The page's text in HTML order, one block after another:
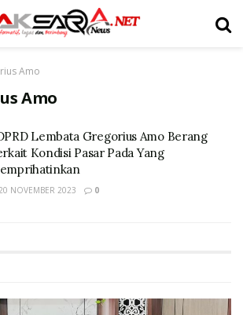
Amo
Amo
Lembata Gregorius Amo Berang
Kondisi Pasar Pada Yang
NOVEMBER 2023 0